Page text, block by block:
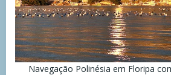
Navegação Polinésia em Floripa